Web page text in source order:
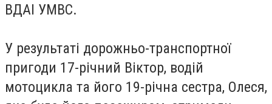
ВДАІ УМВС.
У результаті дорожньо-транспортної
пригоди 17-річний Віктор, водій
мотоцикла та його 19-річна сестра, Олеся,